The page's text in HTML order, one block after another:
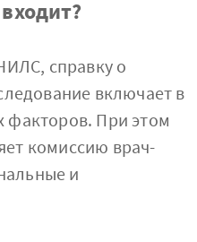
справку о
включает в
факторов. При этом
комиссию врач-
и